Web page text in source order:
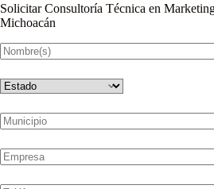
Solicitar Consultoría Técnica en
Michoacán